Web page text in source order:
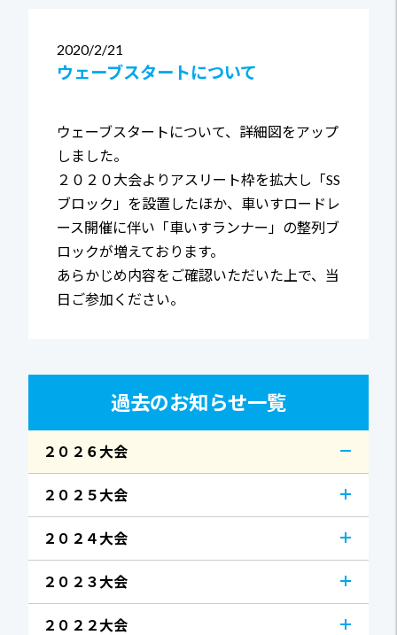
2020 2/21
ウェーブスタートについて
ウェーブスタートについて、詳細図をアップ
しました。
２０２０大会よりアスリート枠を拡大し「SS
ブロック」を設置したほか、車いすロードレ
ース開催に伴い「車いすランナー」の整列ブ
ロックが増えております。
あらかじめ内容をご確認いただいた上で、当
日ご参加ください。
過去のお知らせ一覧
２０２６大会
２０２５大会
２０２４大会
２０２３大会
２０２２大会